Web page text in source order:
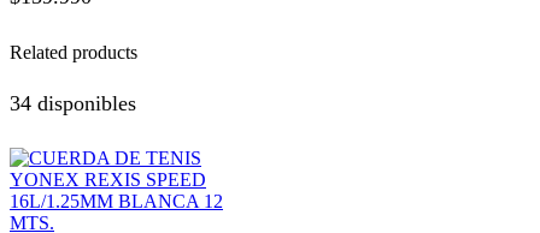
Related products
34 disponibles